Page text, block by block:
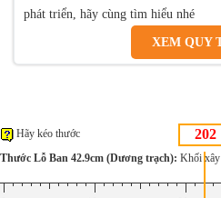
phát triển, hãy cùng tìm hiểu nhé
XEM QUY
Hãy kéo thước
Thước Lỗ Ban 42.9cm (Dương trạch): Khối xây